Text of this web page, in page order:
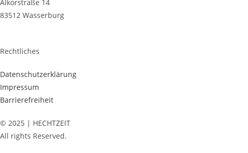
Alkorstraße 14
83512 Wasserburg
Rechtliches
Datenschutzerklärung
Impressum
Barrierefreiheit
© 2025 | HECHTZEIT
All rights Reserved.